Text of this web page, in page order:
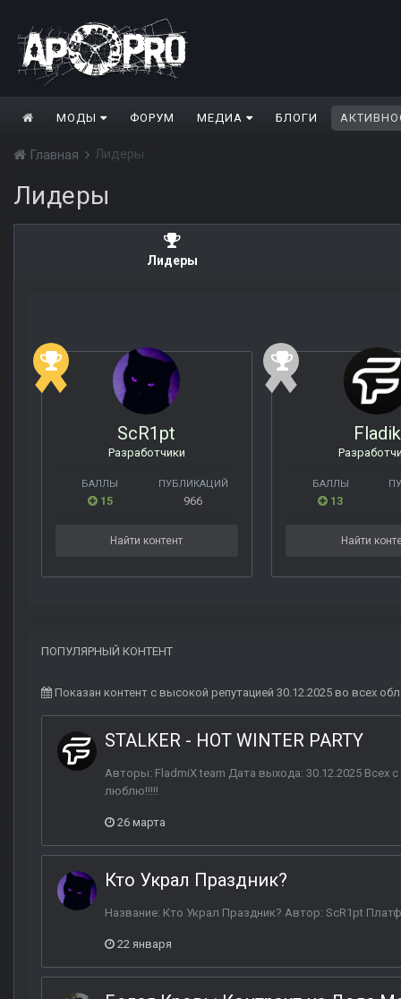
МОДЫ ФОРУМ МЕДИА БЛОГИ
Главная Лидеры
Лидеры
Лидеры
ScR1pt
Разработчики
БАЛЛЫ
15
ПУБЛИКАЦИЙ
966
Найти контент
Fladik
БАЛЛЫ
13
Найти
ПОПУЛЯРНЫЙ КОНТЕНТ
Показан контент с высокой репутацией 30.12.2025 во всех
STALKER - HOT WINTER PARTY
Авторы: FladmiX team Дата выхода: 30.12.2025 Всех
люблю!!!!!
26 марта
Кто Украл Праздник?
Название: Кто Украл Праздник? Автор: ScR1pt
22 января